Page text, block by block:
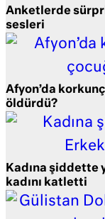
Anketlerde
sesleri
Afyon’da
öldürdü?
Kadına şiddette
kadını katletti